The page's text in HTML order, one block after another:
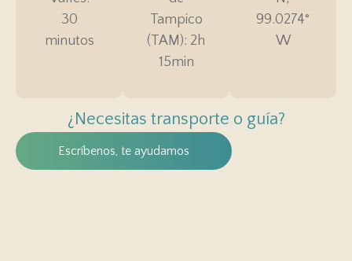
30
minutos
Tampico
(TAM): 2h
15min
99.0274°
W
¿Necesitas transporte o guía?
Escríbenos, te ayudamos